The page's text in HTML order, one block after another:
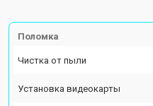
Поломка
Чистка от пыли
Установка видеокарты